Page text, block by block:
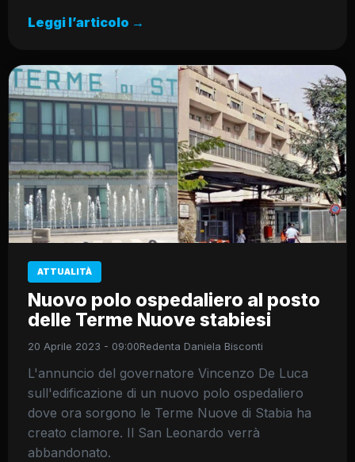
Leggi l’articolo →
ATTUALITÀ
Nuovo polo ospedaliero al posto
delle Terme Nuove stabiesi
20 Aprile 2023 - 09:00Redenta Daniela Bisconti
L'annuncio del governatore Vincenzo De Luca
sull'edificazione di un nuovo polo ospedaliero
dove ora sorgono le Terme Nuove di Stabia ha
creato clamore. Il San Leonardo verrà
abbandonato.